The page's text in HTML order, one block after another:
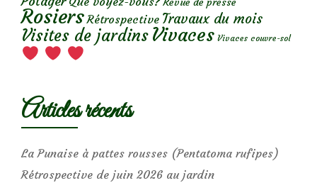
Rosiers Rétrospective Travaux du mois
Visites de jardins Vivaces Vivaces couvre-sol
Articles récents
La Punaise à pattes rousses (Pentatoma rufipes)
Rétrospective de juin 2026 au jardin